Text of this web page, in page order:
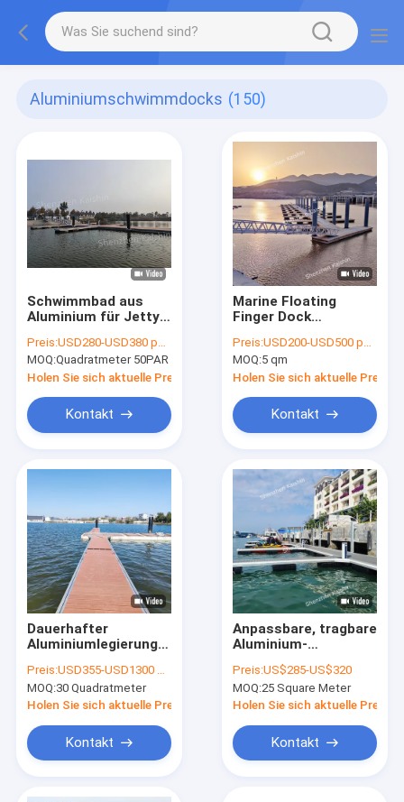
Aluminiumschwimmdocks (150)
Schwimmbad aus
Aluminium für Jetty
Schwimmbad
Preis:USD280-USD380 per square meter
MOQ:Quadratmeter 50PAR
Holen Sie sich aktuelle Preis
Kontakt
Marine Floating
Finger Dock
Schwimmdock-sich
hin- und
herbewegende
Fischen-
Aluminiumpiers
Preis:USD200-USD500 per square meter
MOQ:5 qm
Holen Sie sich aktuelle Preis
Kontakt
Dauerhafter
Aluminiumlegierungs-
Ponton 0.2mm -
15mm besonders
angefertigt
Preis:USD355-USD1300 per square meter
MOQ:30 Quadratmeter
Holen Sie sich aktuelle Preis
Kontakt
Anpassbare, tragbare
Aluminium-
Gummifender für
schwimmende
Pontons für Yachten
Preis:US$285-US$320
MOQ:25 Square Meter
Holen Sie sich aktuelle Preis
Kontakt